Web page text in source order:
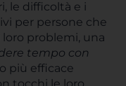
le difficoltà e i
per persone che
loro problemi, una
tempo con
più efficace